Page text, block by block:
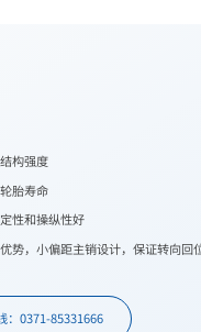
构强度
胎寿命
性和操纵性好
势，小偏距主销设计，保证转向回
：0371-85331666